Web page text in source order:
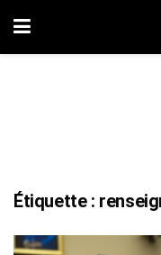
Étiquette :